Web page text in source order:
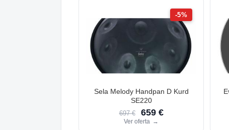
-5%
Sela Melody Handpan D Kurd
SE220
697 € 659 €
Ver oferta →